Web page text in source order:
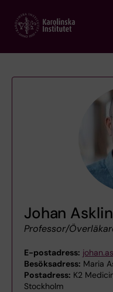
main
Johan
Professor/
E-postadress:
Besöksadress: Maria
Postadress: K2
Stockholm